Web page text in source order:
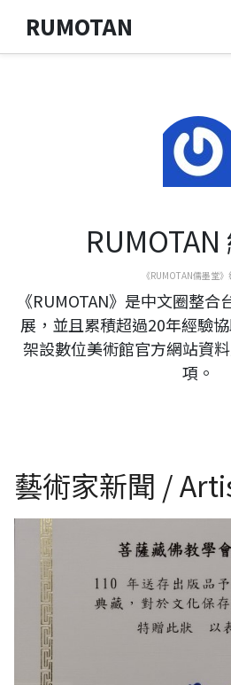
RUMOTAN
《RUMOTAN儒墨堂
《RUMOTAN》是中文圈整
展，並且累積超過20年經驗
架設數位美術館官方網站資
項。
藝術家新聞 /
國家圖書館感謝狀